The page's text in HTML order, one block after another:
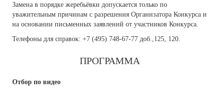
Замена в порядке жеребьёвки допускается только по
уважительным причинам с разрешения Организатора Конкурса и
на основании письменных заявлений от участников Конкурса.
Телефоны для справок: +7 (495) 748-67-77 доб.,125, 120.
ПРОГРАММА
Отбор по видео